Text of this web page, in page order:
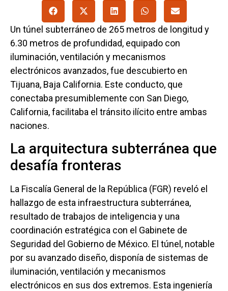
Un túnel subterráneo de 265 metros de longitud y
6.30 metros de profundidad, equipado con
iluminación, ventilación y mecanismos
electrónicos avanzados, fue descubierto en
Tijuana, Baja California. Este conducto, que
conectaba presumiblemente con San Diego,
California, facilitaba el tránsito ilícito entre ambas
naciones.
La arquitectura subterránea que
desafía fronteras
La Fiscalía General de la República (FGR) reveló el
hallazgo de esta infraestructura subterránea,
resultado de trabajos de inteligencia y una
coordinación estratégica con el Gabinete de
Seguridad del Gobierno de México. El túnel, notable
por su avanzado diseño, disponía de sistemas de
iluminación, ventilación y mecanismos
electrónicos en sus dos extremos. Esta ingeniería